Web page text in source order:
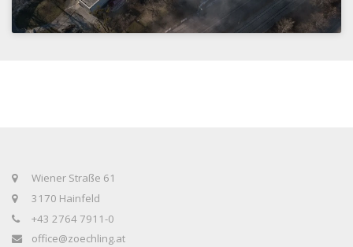
Wiener Straße 61
3170 Hainfeld
+43 2764 7911-0
office@zoechling.at